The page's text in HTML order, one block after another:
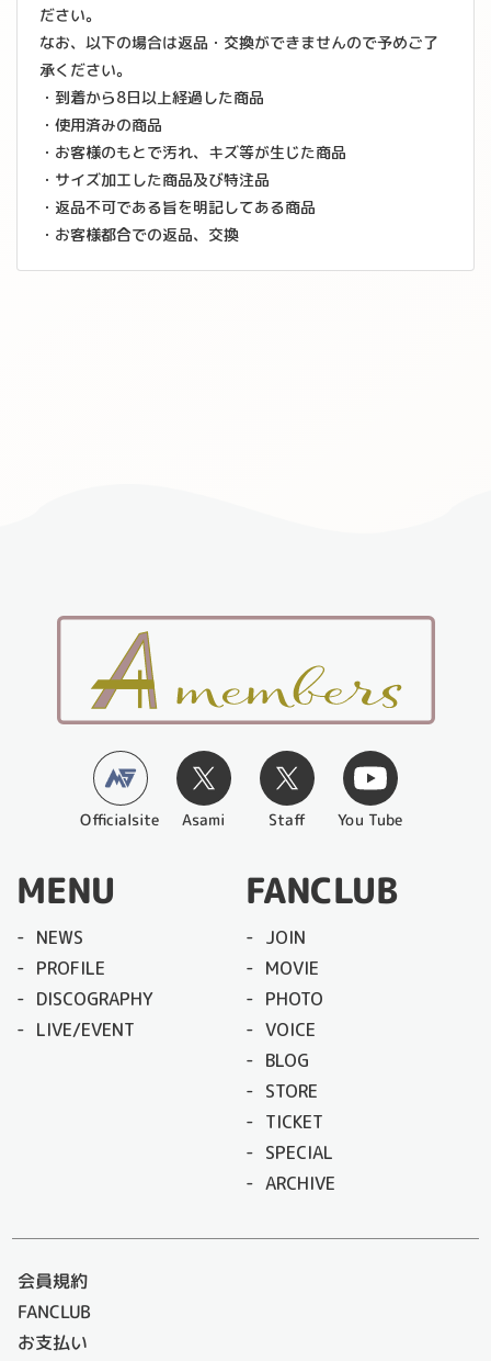
ださい。
なお、以下の場合は返品・交換ができませんので予めご了
承ください。
・到着から8日以上経過した商品
・使用済みの商品
・お客様のもとで汚れ、キズ等が生じた商品
・サイズ加工した商品及び特注品
・返品不可である旨を明記してある商品
・お客様都合での返品、交換
Officialsite Asami Staff You Tube
MENU
NEWS
PROFILE
DISCOGRAPHY
LIVE/EVENT
FANCLUB
JOIN
MOVIE
PHOTO
VOICE
BLOG
STORE
TICKET
SPECIAL
ARCHIVE
会員規約
FANCLUB
お支払い